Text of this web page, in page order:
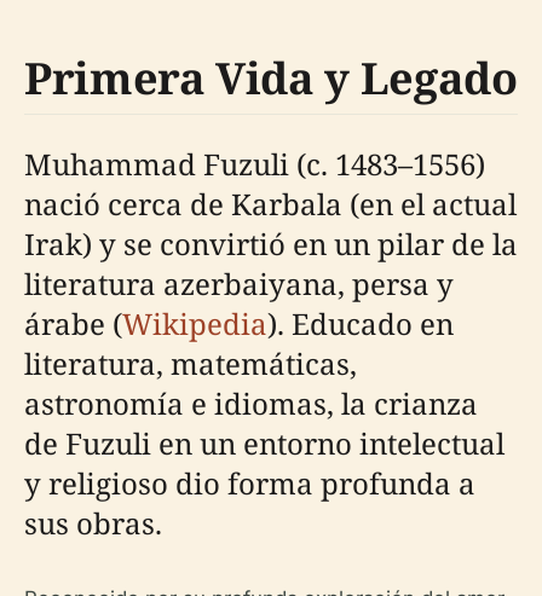
Primera Vida y Legado
Muhammad Fuzuli (c. 1483–1556)
nació cerca de Karbala (en el actual
Irak) y se convirtió en un pilar de la
literatura azerbaiyana, persa y
árabe (Wikipedia). Educado en
literatura, matemáticas,
astronomía e idiomas, la crianza
de Fuzuli en un entorno intelectual
y religioso dio forma profunda a
sus obras.